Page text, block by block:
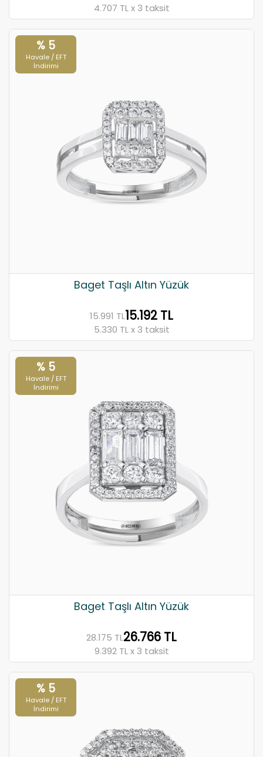
4.707 TL x 3 taksit
% 5
Havale / EFT
İndirimi
Baget Taşlı Altın Yüzük
15.991 TL15.192 TL
5.330 TL x 3 taksit
% 5
Havale / EFT
İndirimi
Baget Taşlı Altın Yüzük
28.175 TL26.766 TL
9.392 TL x 3 taksit
% 5
Havale / EFT
İndirimi